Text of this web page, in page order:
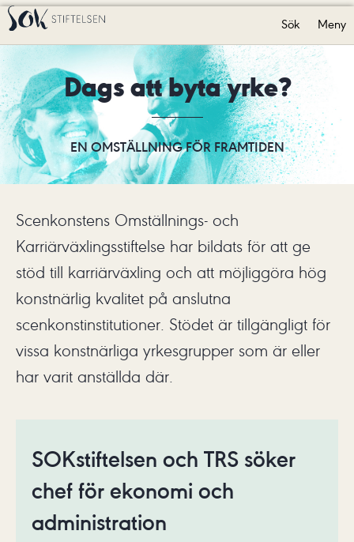
Sök Meny
Dags att byta yrke?
EN OMSTÄLLNING FÖR FRAMTIDEN
Scenkonstens Omställnings- och
Karriärväxlingsstiftelse har bildats för att ge
stöd till karriärväxling och att möjliggöra hög
konstnärlig kvalitet på anslutna
scenkonstinstitutioner. Stödet är tillgängligt för
vissa konstnärliga yrkesgrupper som är eller
har varit anställda där.
SOKstiftelsen och TRS söker
chef för ekonomi och
administration